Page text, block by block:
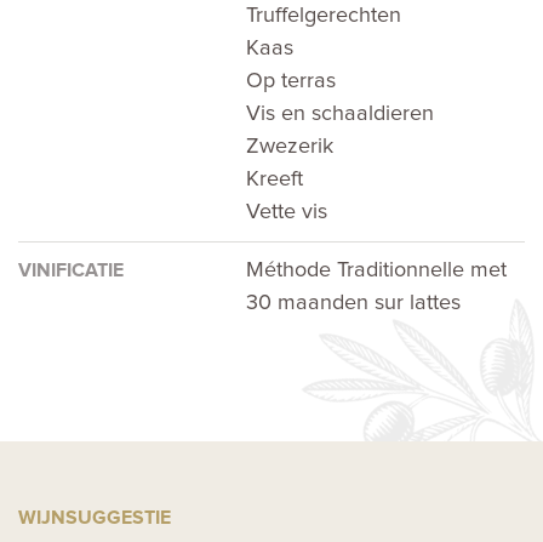
Truffelgerechten
Kaas
Op terras
Vis en schaaldieren
Zwezerik
Kreeft
Vette vis
VINIFICATIE
Méthode Traditionnelle met
30 maanden sur lattes
WIJNSUGGESTIE